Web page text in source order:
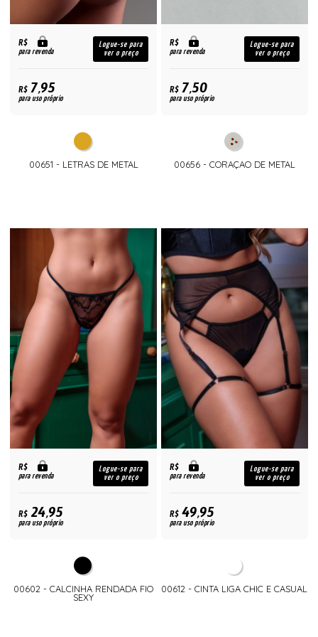
R$
para revenda
Logue-se para
ver o preço
R$7,95
para uso próprio
00651 - LETRAS DE METAL
R$
para revenda
Logue-se para
ver o preço
R$7,50
para uso próprio
00656 - CORAÇAO DE METAL
R$
para revenda
Logue-se para
ver o preço
R$24,95
para uso próprio
00602 - CALCINHA RENDADA FIO
SEXY
R$
para revenda
Logue-se para
ver o preço
R$49,95
para uso próprio
00612 - CINTA LIGA CHIC E CASUAL